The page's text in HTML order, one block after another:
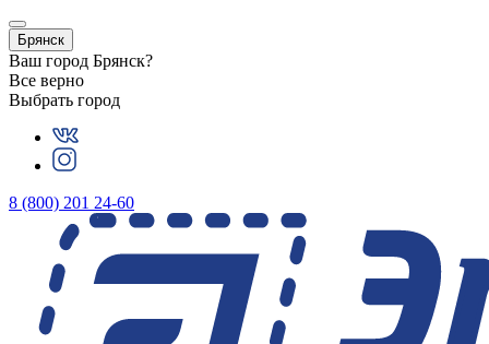
Брянск
Ваш город Брянск?
Все верно
Выбрать город
8 (800) 201 24-60